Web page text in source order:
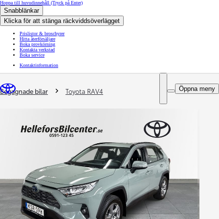
Hoppa till huvudinnehåll (Tryck på Enter)
Snabblänkar
Klicka för att stänga räckviddsöverlägget
Prislistor & broschyrer
Hitta återförsäljare
Boka provkörning
Kontakta verkstad
Boka service
Kontaktinformation
Öppna meny
You are here
Begagnade bilar Toyota RAV4